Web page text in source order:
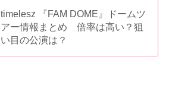
timelesz 『FAM DOME』ドームツ
アー情報まとめ 倍率は高い？狙
い目の公演は？